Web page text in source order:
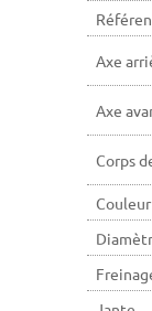
Axe
Axe
Corps
Couleur